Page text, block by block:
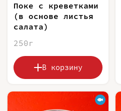
Поке с креветками
(в основе листья
салата)
250г
В корзину